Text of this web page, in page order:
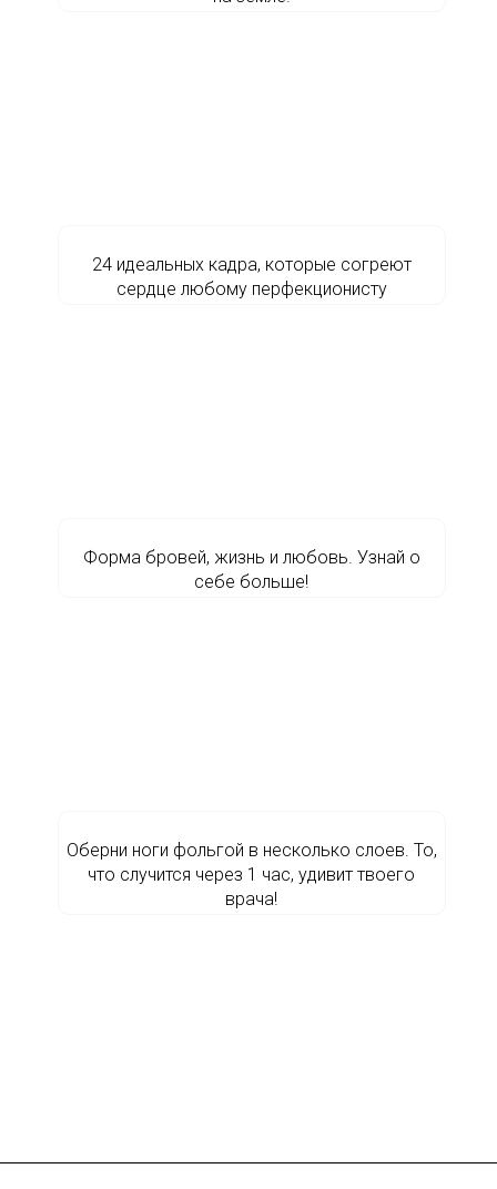
24 идеальных кадра, которые согреют
сердце любому перфекционисту
Форма бровей, жизнь и любовь. Узнай о
себе больше!
Оберни ноги фольгой в несколько слоев. То,
что случится через 1 час, удивит твоего
врача!